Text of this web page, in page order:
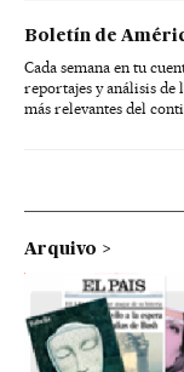
Boletín de
Cada semana en tu
reportajes y análisis de
más relevantes del
Arquivo